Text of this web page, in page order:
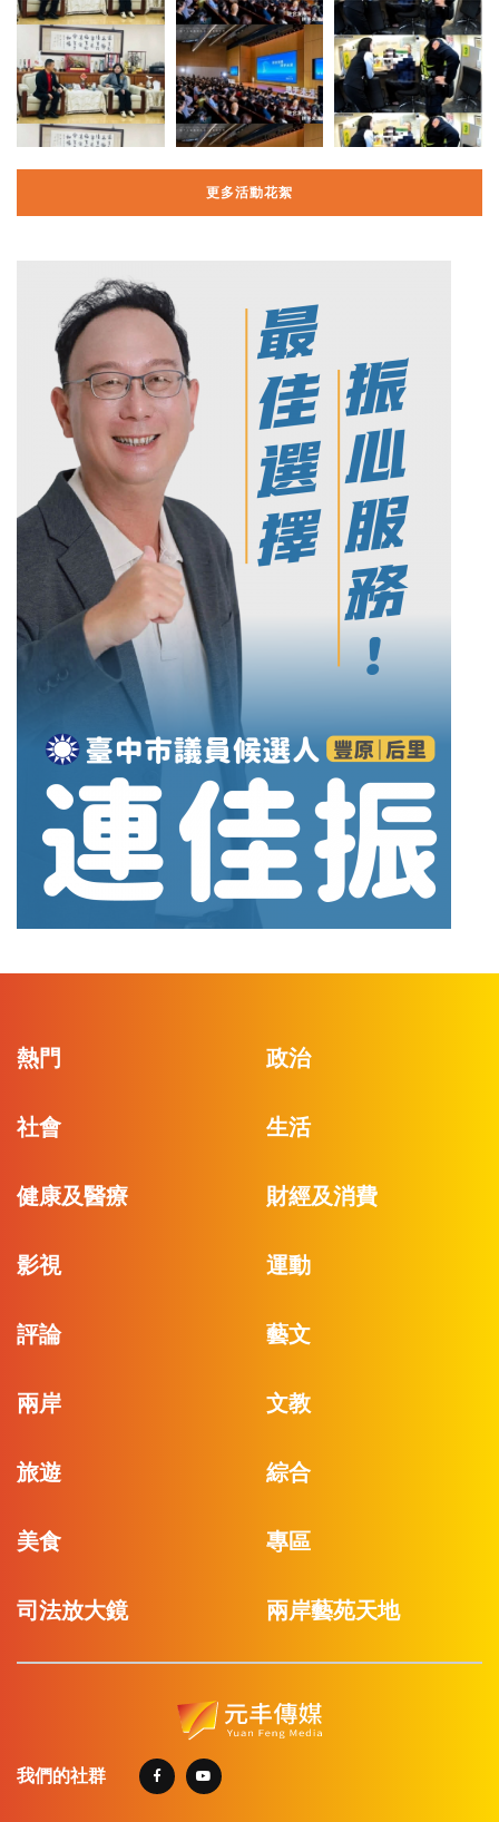
更多活動花絮
熱門 政治
社會 生活
健康及醫療 財經及消費
影視 運動
評論 藝文
兩岸 文教
旅遊 綜合
美食 專區
司法放大鏡 兩岸藝苑天地
我們的社群